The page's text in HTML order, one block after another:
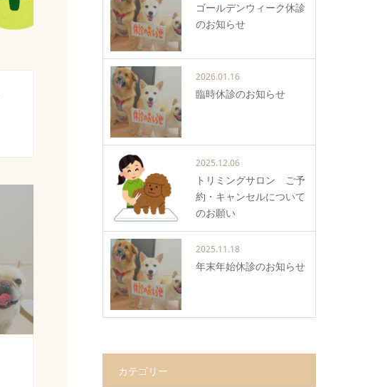
ゴールデンウィーク休診
のお知らせ
2026.01.16
臨時休診のお知らせ
2025.12.06
トリミングサロン ご予
約・キャンセルについて
のお願い
2025.11.18
年末年始休診のお知らせ
カテゴリー